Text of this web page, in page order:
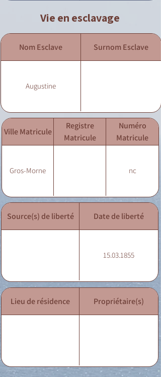
Vie en esclavage
Nom Esclave Surnom Esclave
Augustine
Ville Matricule
Registre
Matricule
Numéro
Matricule
Gros-Morne nc
Source(s) de liberté Date de liberté
15.03.1855
Lieu de résidence Propriétaire(s)